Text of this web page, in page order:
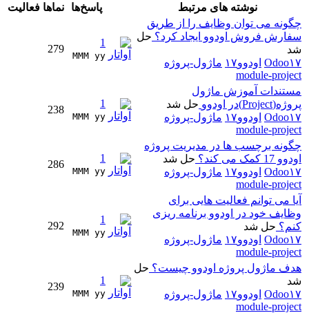
نوشته های مرتبط
پاسخ‌ها نماها فعالیت
چگونه می توان وظایف را از طریق
سفارش فروش اودوو ایجاد کرد؟ حل
شد
Odoo۱۷ اودوو۱۷
ماژول-پروژه
module-project
1
MMM yy
279
مستندات آموزش ماژول
پروژه(Project)در اودوو
حل شد
Odoo۱۷ اودوو۱۷
ماژول-پروژه
module-project
1
MMM yy
238
چگونه برچسب ها در مدیریت پروژه
اودوو 17 کمک می کند؟
حل شد
Odoo۱۷ اودوو۱۷
ماژول-پروژه
module-project
1
MMM yy
286
آیا می توانم فعالیت هایی برای
وظایف خود در اودوو برنامه ریزی
کنم؟ حل شد
Odoo۱۷ اودوو۱۷
ماژول-پروژه
module-project
1
MMM yy
292
هدف ماژول پروژه اودوو چیست؟ حل
شد
Odoo۱۷ اودوو۱۷
ماژول-پروژه
module-project
1
MMM yy
239